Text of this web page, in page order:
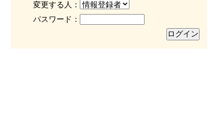
変更する人：
パスワード：